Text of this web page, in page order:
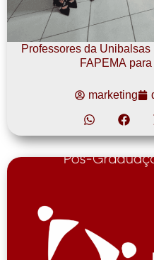
Professores da
FAPEMA
marketing